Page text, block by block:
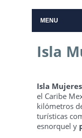
MENU
Isla
Isla Mujeres
el Caribe
kilómetros
turísticas
esnorquel y